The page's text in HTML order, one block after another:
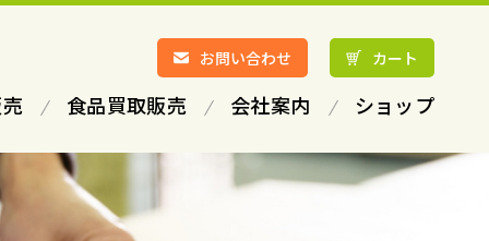
お問い合わせ カート
食品買取販売 会社案内 ショップ